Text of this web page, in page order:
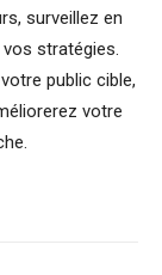
surveillez en
stratégies.
public cible,
votre